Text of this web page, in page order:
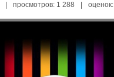
| просмотров: 1 288 | оценок: